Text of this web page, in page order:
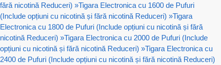
fără nicotină Reduceri) »Tigara Electronica cu 1600 de Pufuri
(Include opțiuni cu nicotină și fără nicotină Reduceri) »Tigara
Electronica cu 1800 de Pufuri (Include opțiuni cu nicotină și fără
nicotină Reduceri) »Tigara Electronica cu 2000 de Pufuri (Include
opțiuni cu nicotină și fără nicotină Reduceri) »Tigara Electronica cu
2400 de Pufuri (Include opțiuni cu nicotină și fără nicotină Reduceri)